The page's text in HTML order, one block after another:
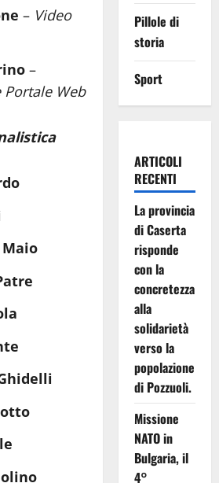
– Video
–
Portale Web
Pillole di
storia
Sport
ARTICOLI
RECENTI
La provincia
di Caserta
risponde
con la
concretezza
alla
solidarietà
verso la
popolazione
di Pozzuoli.
Missione
NATO in
Bulgaria, il
4°